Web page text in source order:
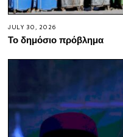
JULY 30, 2026
Το δημόσιο πρόβλημα